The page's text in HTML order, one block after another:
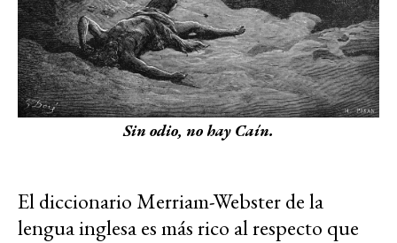
Sin odio, no hay Caín.
El diccionario Merriam-Webster de la
lengua inglesa es más rico al respecto que